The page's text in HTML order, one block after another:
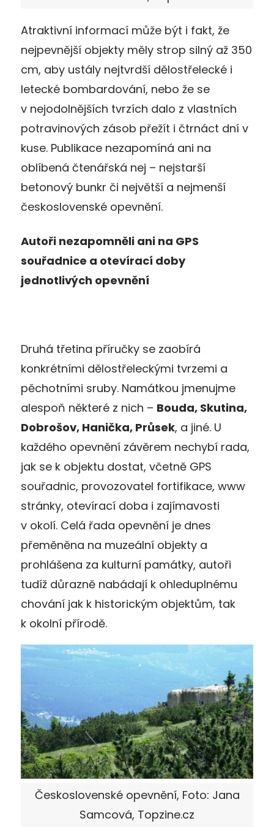
Atraktivní informací může být i fakt, že
nejpevnější objekty měly strop silný až 350
cm, aby ustály nejtvrdší dělostřelecké i
letecké bombardování, nebo že se
v nejodolnějších tvrzích dalo z vlastních
potravinových zásob přežít i čtrnáct dní v
kuse. Publikace nezapomíná ani na
oblíbená čtenářská nej – nejstarší
betonový bunkr či největší a nejmenší
československé opevnění.
Autoři nezapomněli ani na GPS
souřadnice a otevírací doby
jednotlivých opevnění
Druhá třetina příručky se zaobírá
konkrétními dělostřeleckými tvrzemi a
pěchotními sruby. Namátkou jmenujme
alespoň některé z nich – Bouda, Skutina,
Dobrošov, Hanička, Průsek, a jiné. U
každého opevnění závěrem nechybí rada,
jak se k objektu dostat, včetně GPS
souřadnic, provozovatel fortifikace, www
stránky, otevírací doba i zajímavosti
v okolí. Celá řada opevnění je dnes
přeměněna na muzeální objekty a
prohlášena za kulturní památky, autoři
tudíž důrazně nabádají k ohleduplnému
chování jak k historickým objektům, tak
k okolní přírodě.
Československé opevnění, Foto: Jana
Samcová, Topzine.cz